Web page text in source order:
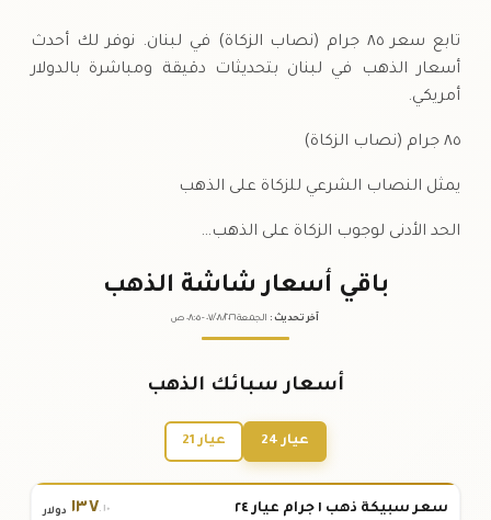
تابع سعر ٨٥ جرام (نصاب الزكاة) في لبنان. نوفر لك أحدث
أسعار الذهب في لبنان بتحديثات دقيقة ومباشرة بالدولار
أمريكي.
٨٥ جرام (نصاب الزكاة)
يمثل النصاب الشرعي للزكاة على الذهب
الحد الأدنى لوجوب الزكاة على الذهب…
باقي أسعار شاشة الذهب
آخر تحديث : الجمعة ٠٧ /٠٨/٢٠٢٦ - ٠٨:٠٥ ص
أسعار سبائك الذهب
عيار 24 عيار 21
سعر سبيكة ذهب ١ جرام عيار ٢٤ ١٣٧.١٠ دولار